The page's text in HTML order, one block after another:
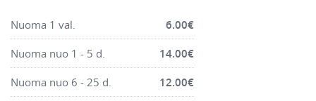
Santechnikos įrankiai
Šildytuvai, kaloriferiai, kondicionieriai, jonizatoriai
Sodo ir miško įranga
Suvirinimo įranga
Nuoma 1 val. 6.00€
Nuoma nuo 1 - 5 d. 14.00€
Nuoma nuo 6 - 25 d. 12.00€